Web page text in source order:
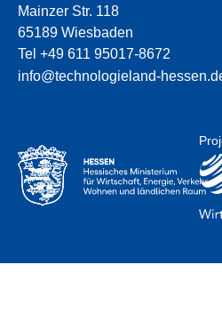
Mainzer Str. 118
65189 Wiesbaden
Tel +49 611 95017-8672
info@technologieland-